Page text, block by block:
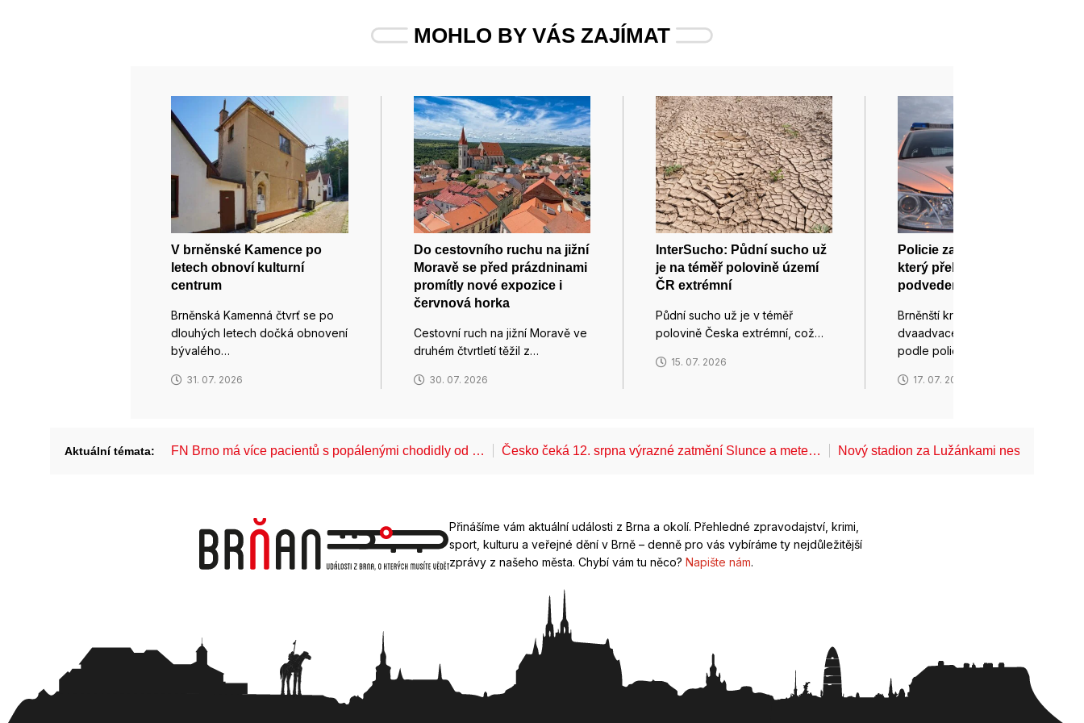
MOHLO BY VÁS ZAJÍMAT
V brněnské Kamence po
letech obnoví kulturní
centrum
Brněnská Kamenná čtvrť se po
dlouhých letech dočká obnovení
bývalého…
31. 07. 2026
Do cestovního ruchu na jižní
Moravě se před prázdninami
promítly nové expozice i
červnová horka
Cestovní ruch na jižní Moravě ve
druhém čtvrtletí těžil z…
30. 07. 2026
InterSucho: Půdní sucho už
je na téměř polovině území
ČR extrémní
Půdní sucho už je v téměř
polovině Česka extrémní, což…
15. 07. 2026
Policie zadržela cizince,
který přebíral peníze od
podvedených, je ve vazbě
Brněnští kriminalisté zadrželi
dvaadvacetiletého cizince, který
podle policie působil jako…
17. 07. 2026
Aktuální témata: FN Brno má více pacientů s popálenými chodidly od … Česko čeká 12. srpna výrazné zatmění Slunce a mete… Nový stadion za Lužánkami nesmí mít dle
Přinášíme vám aktuální události z Brna a okolí. Přehledné zpravodajství, krimi,
sport, kulturu a veřejné dění v Brně – denně pro vás vybíráme ty nejdůležitější
zprávy z našeho města. Chybí vám tu něco? Napište nám.